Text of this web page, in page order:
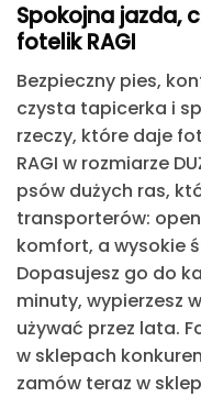
Spokojna jazda,
fotelik RAGI
Bezpieczny pies,
czysta tapicerka i
rzeczy, które daje
RAGI w rozmiarze
psów dużych ras,
transporterów:
komfort, a wysokie
Dopasujesz go do
minuty, wypierzesz
używać przez lata.
w sklepach
zamów teraz w